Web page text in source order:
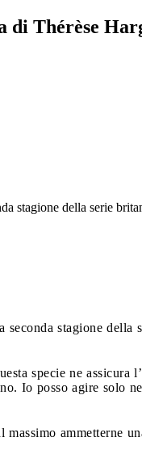
di Thérèse
stagione della serie
stagione della
specie ne assicura
Io posso agire solo
massimo ammetterne